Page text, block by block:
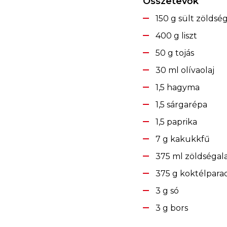
150 g sült zöldség
400 g liszt
50 g tojás
30 ml olívaolaj
1,5 hagyma
1,5 sárgarépa
1,5 paprika
7 g kakukkfű
375 ml
375 g
3 g só
3 g bors